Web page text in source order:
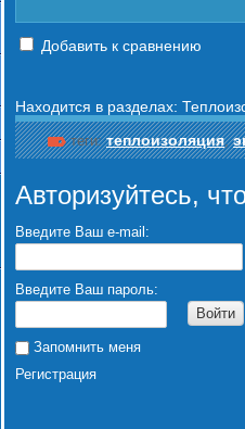
Добавить к сравнению
Находится в разделах:
теги:теплоизоляция,
Авторизуйтесь,
Введите Ваш e-mail:
Введите Ваш пароль:
Войти
Запомнить меня
Регистрация